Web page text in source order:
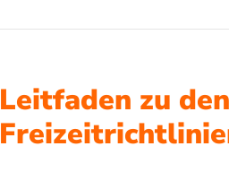
Leitfaden zu